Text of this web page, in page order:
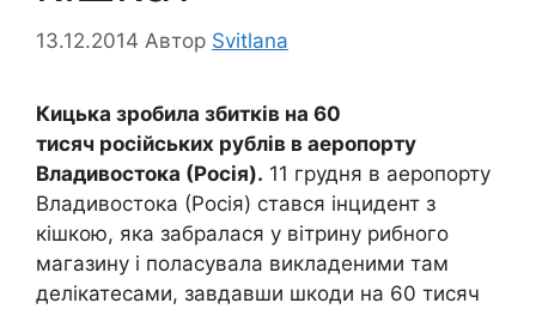
13.12.2014 Автор Svitlana
Кицька зробила збитків на 60
тисяч російських рублів в аеропорту
Владивостока (Росія). 11 грудня в аеропорту
Владивостока (Росія) стався інцидент з
кішкою, яка забралася у вітрину рибного
магазину і поласувала викладеними там
делікатесами, завдавши шкоди на 60 тисяч